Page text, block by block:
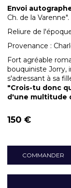
Envoi
Ch. de la Varenne".
Reliure de
Provenance :
Fort agréable
bouquiniste Jorry,
s'adressant à sa
"Crois-tu donc
d'une multitude
150 €
COMMANDER